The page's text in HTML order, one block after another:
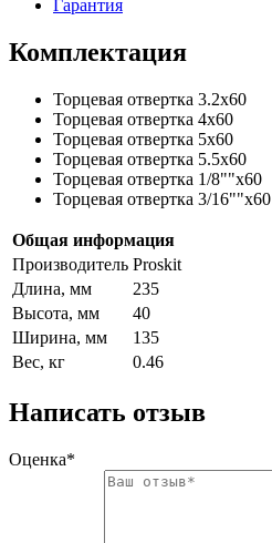
Гарантия
Комплектация
Торцевая отвертка 3.2x60
Торцевая отвертка 4x60
Торцевая отвертка 5x60
Торцевая отвертка 5.5x60
Торцевая отвертка 1/8""x60
Торцевая отвертка 3/16""x60
Общая информация
Производитель Proskit
Длина, мм
235
Высота, мм
40
Ширина, мм
135
Вес, кг
0.46
Написать отзыв
Оценка*